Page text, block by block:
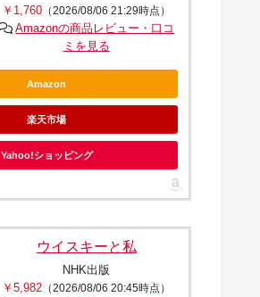
￥1,760 （2026/08/06 21:29時点）
Amazonの商品レビュー・口コ
ミを見る
Amazon
楽天市場
Yahoo!ショッピング
ウイスキーと私
NHK出版
￥5,982 （2026/08/06 20:45時点）